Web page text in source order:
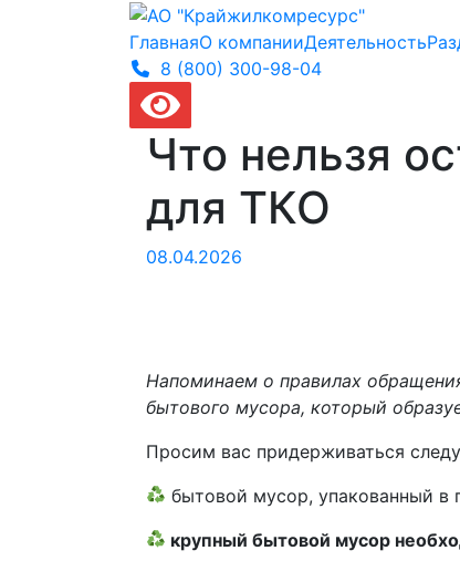
ГлавнаяО компанииДеятельность
8 (800) 300-98-04
Что нельзя
для ТКО
08.04.2026
Напоминаем о правилах
бытового мусора, который
Просим вас придерживаться
бытовой мусор, упакованный в
крупный бытовой мусор